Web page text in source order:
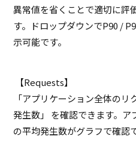
異常値を省くことで適切に評
す。ドロップダウンでP90 /
示可能です。
【Requests】
「アプリケーション全体の
発生数」 を確認できます。
の平均発生数がグラフで確認